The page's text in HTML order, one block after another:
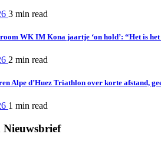
3 min read
WK IM Kona jaartje ‘on hold’: “Het is
2 min read
Alpe d’Huez Triathlon over korte afstand,
1 min read
Nieuwsbrief